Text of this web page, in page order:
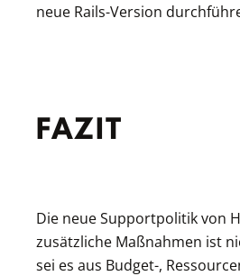
neue Rails-Version
FAZIT
Die neue Supportpolitik von
zusätzliche Maßnahmen ist
sei es aus Budget-,